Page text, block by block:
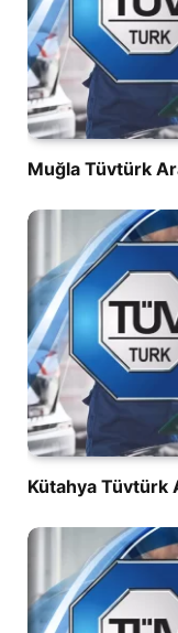
Muğla Tüvtürk
Kütahya Tüvtürk